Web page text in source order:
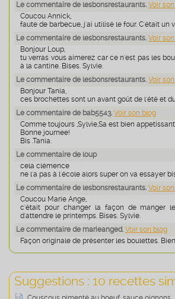
Le commentaire de lesbonsrestaurants. Voir
Coucou Annick,
faute de barbecue, j'ai utilisé le four. C'était un
Le commentaire de lesbonsrestaurants. Voir
Bonjour Loup,
tu verras vous aimerez car ce n'est pas les
à la cantine. Bises. Sylvie.
Le commentaire de lesbonsrestaurants. Voir
Bonjour Tania,
ces brochettes sont un avant goût de l'été et
Le commentaire de bab5543. Voir son blog
Comme toujours ,Sylvie,Sa est bien
Bonne journee!
Bis .Tania.
Le commentaire de loup
cela clémence
ne l'a pas à l'école alors super on va essayer
Le commentaire de lesbonsrestaurants. Voir
Coucou Marie Ange,
c'était pour changer la façon de manger
d'attendre le printemps. Bises. Sylvie.
Le commentaire de marieanged. Voir son blog
Façon originale de présenter les boulettes.
Suggestions : 10 recettes